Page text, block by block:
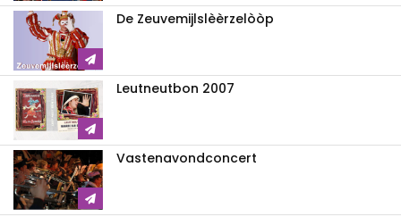
De Zeuvemijlslèèrzelòòp
Leutneutbon 2007
Vastenavondconcert